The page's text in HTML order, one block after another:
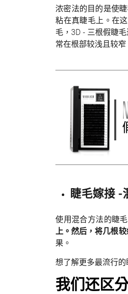
浓密法的目的是使
粘在真睫毛上。在
毛，3D - 三根假睫
常在根部较浅且较
睫毛嫁接 -
使用混合方法的睫
上。然后，将几根
果。
想了解更多最流行
我们还区